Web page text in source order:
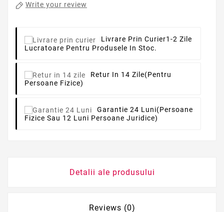
Write your review
Livrare Prin Curier1-2 Zile
Lucratoare Pentru Produsele In Stoc.
Retur In 14 Zile(pentru
Persoane Fizice)
Garantie 24 Luni(persoane
Fizice Sau 12 Luni Persoane Juridice)
Detalii ale produsului
Reviews (0)